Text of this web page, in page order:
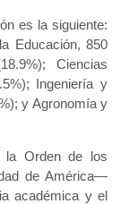
es la siguiente:
Educación, 850
Ciencias
Ingeniería y
y Agronomía y
la Orden de los
de América—
académica y el